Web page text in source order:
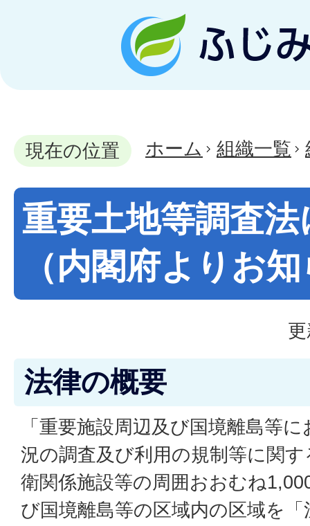
現在の位置 ホーム 組織一覧
重要土地等調査
（内閣府よりお
法律の概要
「重要施設周辺及び国境離島等
況の調査及び利用の規制等に関
衛関係施設等の周囲おおむね
び国境離島等の区域内の区域を